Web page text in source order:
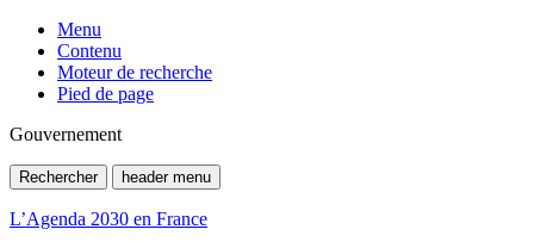
Menu
Contenu
Moteur de recherche
Pied de page
Gouvernement
Rechercher header menu
L’Agenda 2030 en France